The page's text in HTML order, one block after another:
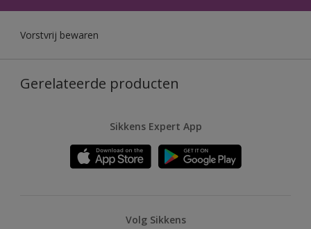
Vorstvrij bewaren
Gerelateerde producten
Sikkens Expert App
Volg Sikkens